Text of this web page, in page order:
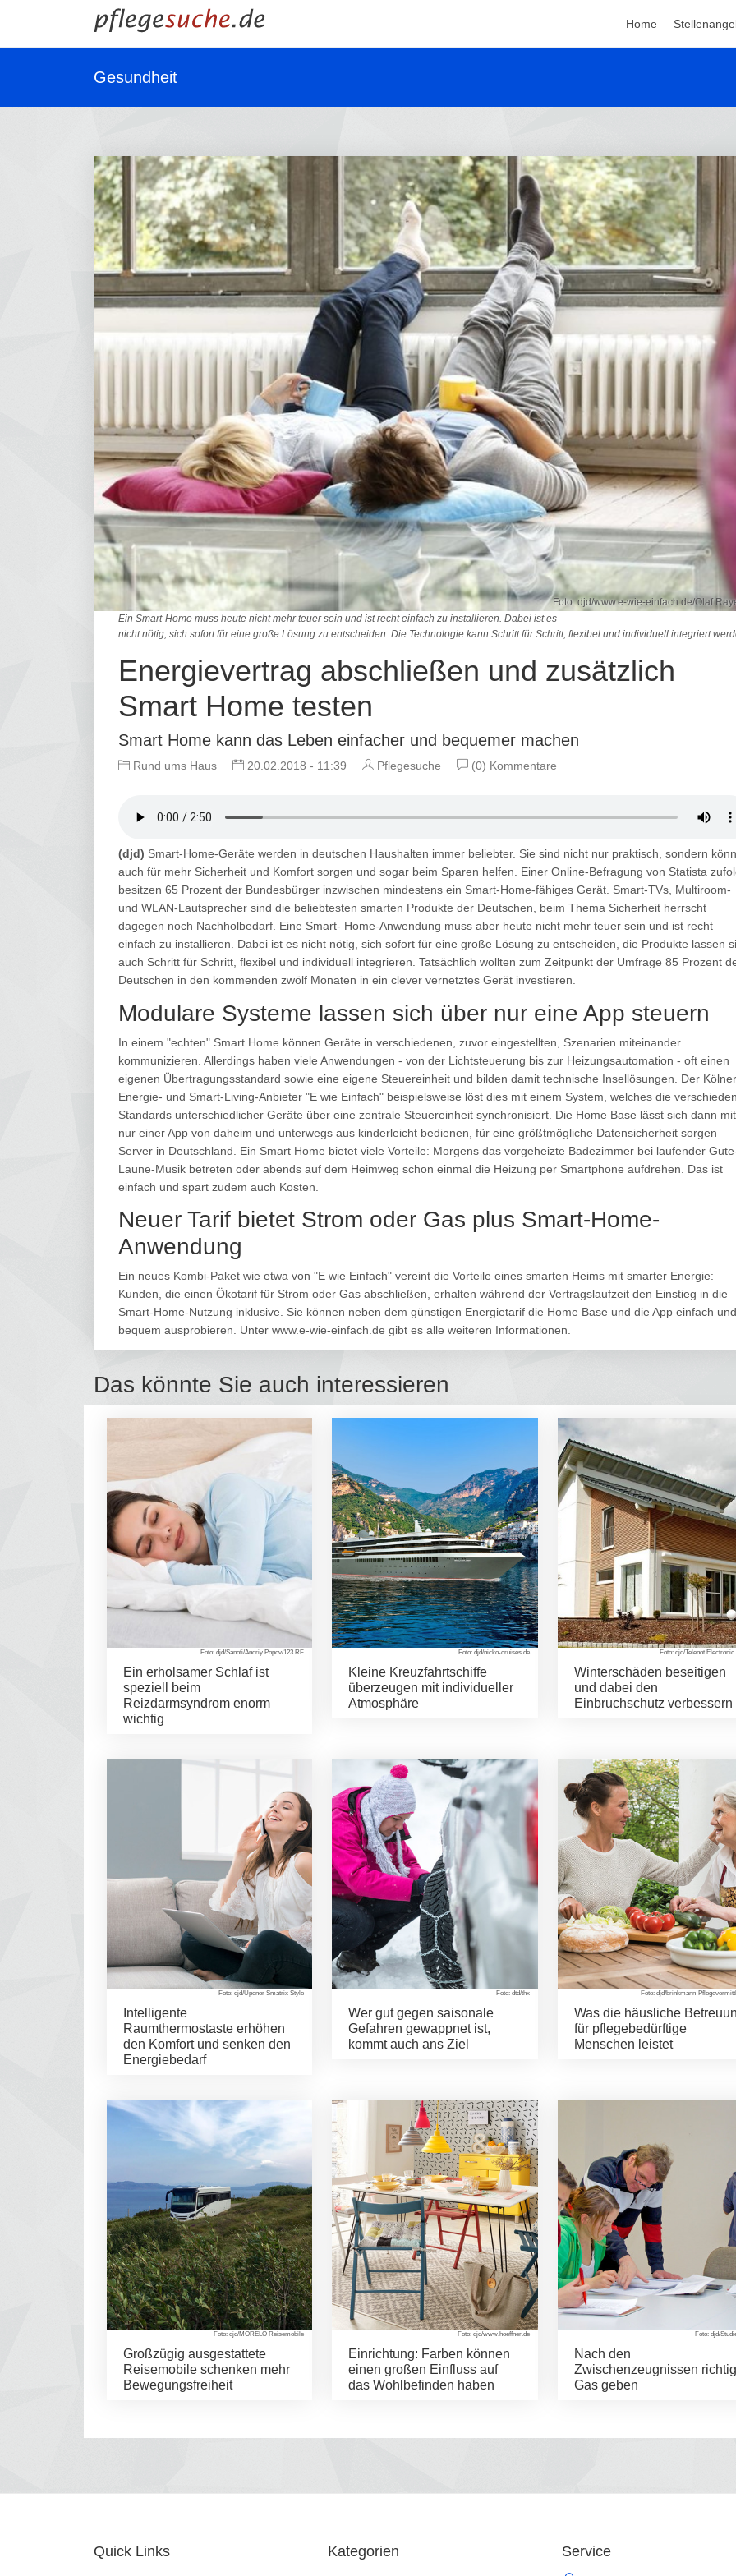
Gesundheit
Foto: djd/www.e-wie-einfach.de/Olaf
Ein Smart-Home muss heute nicht mehr teuer sein und ist recht einfach zu installieren. Dabei ist es
nicht nötig, sich sofort für eine große Lösung zu entscheiden: Die Technologie kann Schritt für Schritt, flexibel und individuell integriert
Energievertrag abschließen und zusätzlich
Smart Home testen
Smart Home kann das Leben einfacher und bequemer machen
Rund ums Haus 20.02.2018 - 11:39 Pflegesuche (0) Kommentare
(djd) Smart-Home-Geräte werden in deutschen Haushalten immer beliebter. Sie sind nicht nur praktisch, sondern
auch für mehr Sicherheit und Komfort sorgen und sogar beim Sparen helfen. Einer Online-Befragung von Statista
besitzen 65 Prozent der Bundesbürger inzwischen mindestens ein Smart-Home-fähiges Gerät. Smart-TVs, Multiroom-
und WLAN-Lautsprecher sind die beliebtesten smarten Produkte der Deutschen, beim Thema Sicherheit herrscht
dagegen noch Nachholbedarf. Eine Smart- Home-Anwendung muss aber heute nicht mehr teuer sein und ist recht
einfach zu installieren. Dabei ist es nicht nötig, sich sofort für eine große Lösung zu entscheiden, die Produkte lassen
auch Schritt für Schritt, flexibel und individuell integrieren. Tatsächlich wollten zum Zeitpunkt der Umfrage 85 Prozent
Deutschen in den kommenden zwölf Monaten in ein clever vernetztes Gerät investieren.
Modulare Systeme lassen sich über nur eine App steuern
In einem "echten" Smart Home können Geräte in verschiedenen, zuvor eingestellten, Szenarien miteinander
kommunizieren. Allerdings haben viele Anwendungen - von der Lichtsteuerung bis zur Heizungsautomation - oft einen
eigenen Übertragungsstandard sowie eine eigene Steuereinheit und bilden damit technische Insellösungen. Der Kölner
Energie- und Smart-Living-Anbieter "E wie Einfach" beispielsweise löst dies mit einem System, welches die
Standards unterschiedlicher Geräte über eine zentrale Steuereinheit synchronisiert. Die Home Base lässt sich dann mit
nur einer App von daheim und unterwegs aus kinderleicht bedienen, für eine größtmögliche Datensicherheit sorgen
Server in Deutschland. Ein Smart Home bietet viele Vorteile: Morgens das vorgeheizte Badezimmer bei laufender
Laune-Musik betreten oder abends auf dem Heimweg schon einmal die Heizung per Smartphone aufdrehen. Das ist
einfach und spart zudem auch Kosten.
Neuer Tarif bietet Strom oder Gas plus Smart-Home-
Anwendung
Ein neues Kombi-Paket wie etwa von "E wie Einfach" vereint die Vorteile eines smarten Heims mit smarter Energie:
Kunden, die einen Ökotarif für Strom oder Gas abschließen, erhalten während der Vertragslaufzeit den Einstieg in die
Smart-Home-Nutzung inklusive. Sie können neben dem günstigen Energietarif die Home Base und die App einfach und
bequem ausprobieren. Unter www.e-wie-einfach.de gibt es alle weiteren Informationen.
Das könnte Sie auch interessieren
Foto: djd/Sanofi/Andriy Popov/123 RF
Ein erholsamer Schlaf ist
speziell beim
Reizdarmsyndrom enorm
wichtig
Foto: djd/nicko-cruises.de
Kleine Kreuzfahrtschiffe
überzeugen mit individueller
Atmosphäre
Foto: djd/Telenot
Winterschäden beseitigen
und dabei den
Einbruchschutz verbessern
Foto: djd/Uponor Smatrix Style
Intelligente
Raumthermostaste erhöhen
den Komfort und senken den
Energiebedarf
Foto: dtd/thx
Wer gut gegen saisonale
Gefahren gewappnet ist,
kommt auch ans Ziel
Foto: djd/brinkmann-
Was die häusliche
für pflegebedürftige
Menschen leistet
Foto: djd/MORELO Reisemobile
Großzügig ausgestattete
Reisemobile schenken mehr
Bewegungsfreiheit
Foto: djd/www.hoeffner.de
Einrichtung: Farben können
einen großen Einfluss auf
das Wohlbefinden haben
Foto: djd/
Nach den
Zwischenzeugnissen richtig
Gas geben
Quick Links Kategorien Service
Home